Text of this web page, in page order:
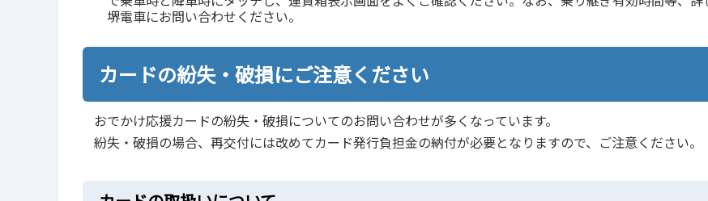
堺電車にお問い合わせください。
カードの紛失・破損にご注意ください
おでかけ応援カードの紛失・破損についてのお問い合わせが多くなっています。
紛失・破損の場合、再交付には改めてカード発行負担金の納付が必要となりますので、ご注意ください。